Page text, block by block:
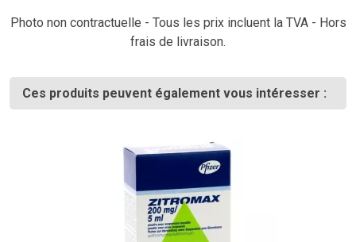
Photo non contractuelle - Tous les prix incluent la TVA - Hors
frais de livraison.
Ces produits peuvent également vous intéresser :